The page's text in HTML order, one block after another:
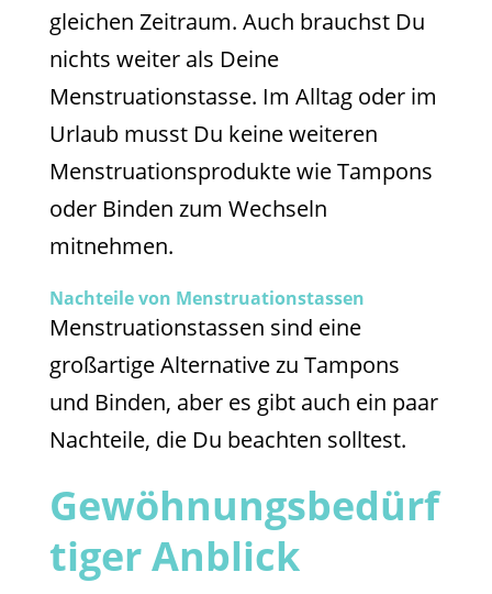
gleichen Zeitraum. Auch brauchst Du
nichts weiter als Deine
Menstruationstasse. Im Alltag oder im
Urlaub musst Du keine weiteren
Menstruationsprodukte wie Tampons
oder Binden zum Wechseln
mitnehmen.
Nachteile von Menstruationstassen
Menstruationstassen sind eine
großartige Alternative zu Tampons
und Binden, aber es gibt auch ein paar
Nachteile, die Du beachten solltest.
Gewöhnungsbedürf
tiger Anblick